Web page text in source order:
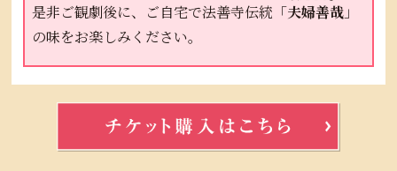
是非ご観劇後に、ご自宅で法善寺伝統「夫婦善哉 」
の味をお楽しみください。